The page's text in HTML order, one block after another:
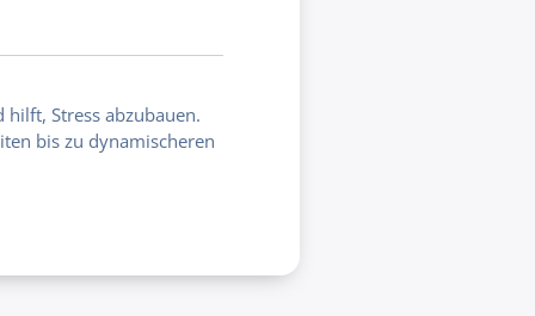
Stress abzubauen.
bis zu dynamischeren